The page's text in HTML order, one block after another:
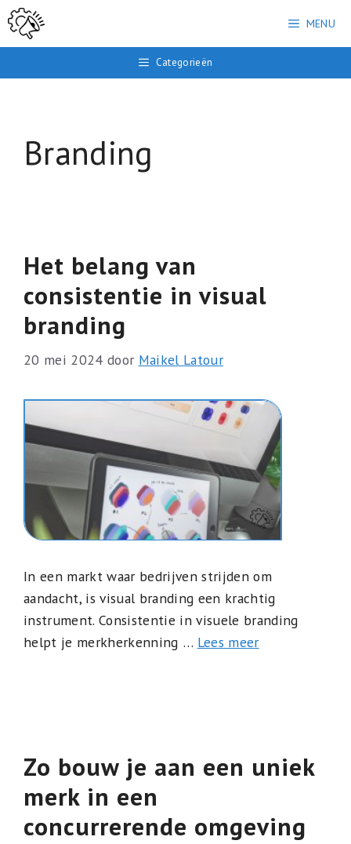
Ga
naar
inhoud
MENU
Categorieën
Branding
Het belang van
consistentie in visual
branding
20 mei 2024 door Maikel Latour
In een markt waar bedrijven strijden om
aandacht, is visual branding een krachtig
instrument. Consistentie in visuele branding
helpt je merkherkenning … Lees meer
Zo bouw je aan een uniek
merk in een
concurrerende omgeving